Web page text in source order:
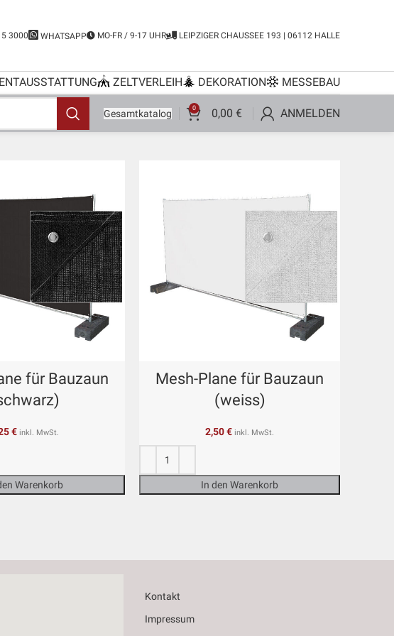
3000 WHATSAPP MO-FR / 9-17 UHR LEIPZIGER CHAUSSEE 193 | 06112 HALLE
ZELTVERLEIH DEKORATION MESSEBAU
Gesamtkatalog 0 0,00 € ANMELDEN
für Bauzaun
€ inkl. MwSt.
Warenkorb
Mesh-Plane für Bauzaun
(weiss)
2,50€ inkl. MwSt.
In den Warenkorb
Kontakt
Impressum